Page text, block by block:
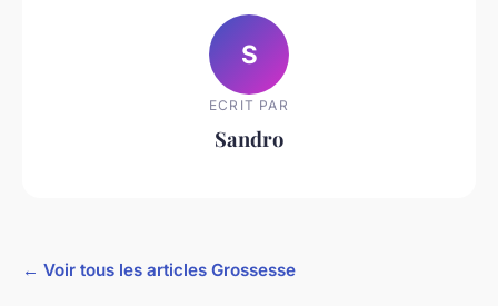
S
ECRIT PAR
Sandro
← Voir tous les articles Grossesse